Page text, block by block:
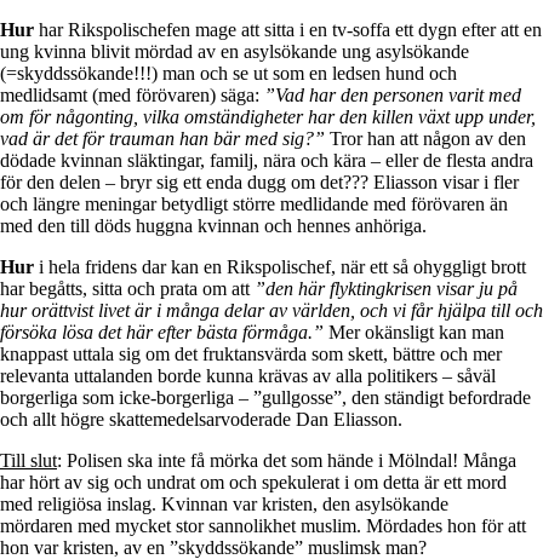
Hur har Rikspolischefen mage att sitta i en tv-soffa ett dygn efter att en
ung kvinna blivit mördad av en asylsökande ung asylsökande
(=skyddssökande!!!) man och se ut som en ledsen hund och
medlidsamt (med förövaren) säga: ”Vad har den personen varit med
om för någonting, vilka omständigheter har den killen växt upp under,
vad är det för trauman han bär med sig?” Tror han att någon av den
dödade kvinnan släktingar, familj, nära och kära – eller de flesta andra
för den delen – bryr sig ett enda dugg om det??? Eliasson visar i fler
och längre meningar betydligt större medlidande med förövaren än
med den till döds huggna kvinnan och hennes anhöriga.
Hur i hela fridens dar kan en Rikspolischef, när ett så ohyggligt brott
har begåtts, sitta och prata om att ”den här flyktingkrisen visar ju på
hur orättvist livet är i många delar av världen, och vi får hjälpa till och
försöka lösa det här efter bästa förmåga.” Mer okänsligt kan man
knappast uttala sig om det fruktansvärda som skett, bättre och mer
relevanta uttalanden borde kunna krävas av alla politikers – såväl
borgerliga som icke-borgerliga – ”gullgosse”, den ständigt befordrade
och allt högre skattemedelsarvoderade Dan Eliasson.
Till slut: Polisen ska inte få mörka det som hände i Mölndal! Många
har hört av sig och undrat om och spekulerat i om detta är ett mord
med religiösa inslag. Kvinnan var kristen, den asylsökande
mördaren med mycket stor sannolikhet muslim. Mördades hon för att
hon var kristen, av en ”skyddssökande” muslimsk man?